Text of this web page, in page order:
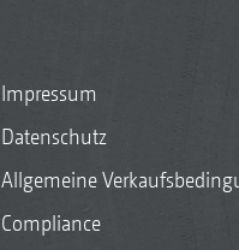
Impressum
Datenschutz
Allgemeine
Compliance